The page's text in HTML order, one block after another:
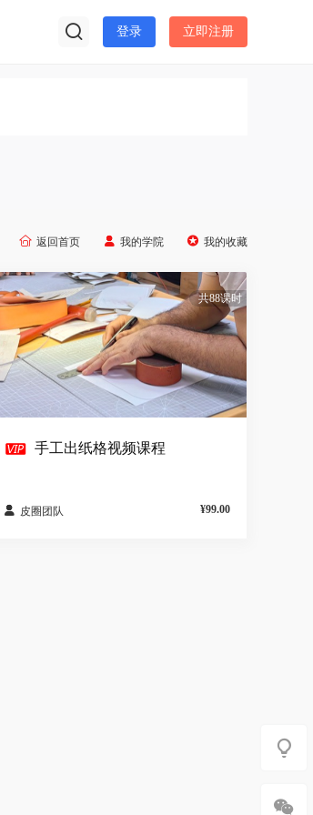
登录 立即注册
 返回首页  我的学院  我的收藏
共88课时
 手工出纸格视频课程
 皮圈团队 ¥99.00